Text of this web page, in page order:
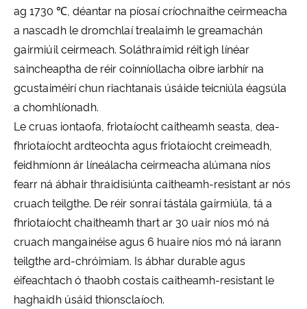
ag 1730 ℃, déantar na píosaí críochnaithe ceirmeacha
a nascadh le dromchlaí trealaimh le greamachán
gairmiúil ceirmeach. Soláthraímid réitigh línéar
saincheaptha de réir coinníollacha oibre iarbhír na
gcustaiméirí chun riachtanais úsáide teicniúla éagsúla
a chomhlíonadh.
Le cruas iontaofa, friotaíocht caitheamh seasta, dea-
fhriotaíocht ardteochta agus friotaíocht creimeadh,
feidhmíonn ár líneálacha ceirmeacha alúmana níos
fearr ná ábhair thraidisiúnta caitheamh-resistant ar nós
cruach teilgthe. De réir sonraí tástála gairmiúla, tá a
fhriotaíocht chaitheamh thart ar 30 uair níos mó ná
cruach mangainéise agus 6 huaire níos mó ná iarann ​​
teilgthe ard-chróimiam. Is ábhar durable agus
éifeachtach ó thaobh costais caitheamh-resistant le
haghaidh úsáid thionsclaíoch.